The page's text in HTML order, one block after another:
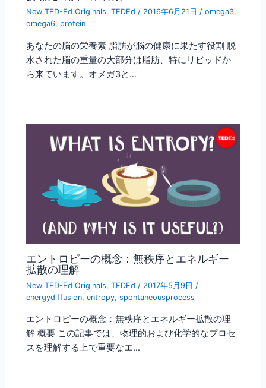
New TED-Ed Originals,TEDEd / 2016年6月21日 /omega3,
omega6, protein
あなたの脳の栄養素 脂肪が脳の健康に果たす役割 脱
水された脳の重量の大部分は脂肪、特にリピッドか
ら来ています。オメガ3と…
エントロピーの概念：無秩序とエネルギー
拡散の理解
New TED-Ed Originals,TEDEd / 2017年5月9日 /
energydiffusion,entropy,spontaneousprocess
エントロピーの概念：無秩序とエネルギー拡散の理
解 概要 この記事では、物理的および化学的なプロセ
スを理解する上で重要なエ…